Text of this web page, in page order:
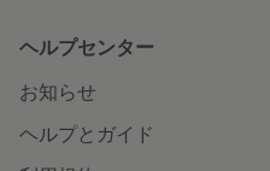
ヘルプセンター
お知らせ
ヘルプとガイド